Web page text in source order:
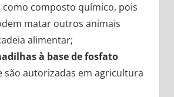
composto químico, pois
matar outros animais
alimentar;
à base de fosfato
são autorizadas em agricultura